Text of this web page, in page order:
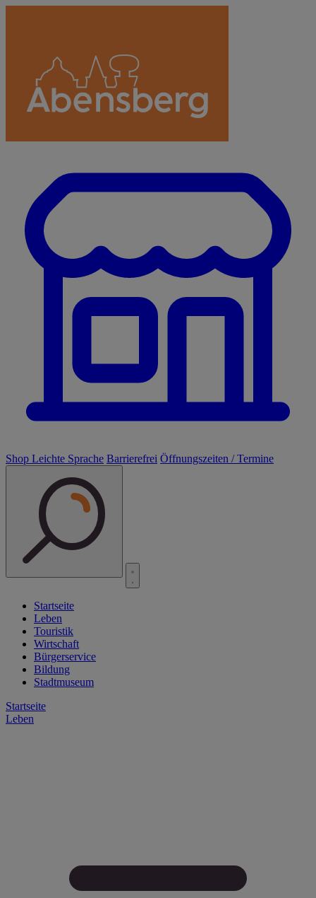
Shop Leichte Sprache Barrierefrei Öffnungszeiten / Termine
Startseite
Leben
Touristik
Wirtschaft
Bürgerservice
Bildung
Stadtmuseum
Startseite
Leben